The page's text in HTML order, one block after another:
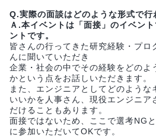
Q.実際の面談はどのような形式で行
Ａ.本イベントは「面接」のイベン
ントです。
皆さんの行ってきた研究経験・プロ
んに聞いていただき
企業・社会の中でその経験をどのよ
かという点をお話しいただきます。
また、エンジニアとしてどのような
いいかを人事さん、現役エンジニア
だけることもあります。
面接ではないため、ここで選考NG
に参加いただいてOKです。